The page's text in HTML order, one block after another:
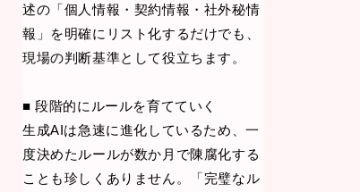
述の「個人情報・契約情報・社外秘情
報」を明確にリスト化するだけでも、
現場の判断基準として役立ちます。
■ 段階的にルールを育てていく
生成AIは急速に進化しているため、一
度決めたルールが数か月で陳腐化する
ことも珍しくありません。「完璧なル